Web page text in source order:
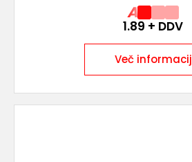
A
1.89 + DDV
Več informacij